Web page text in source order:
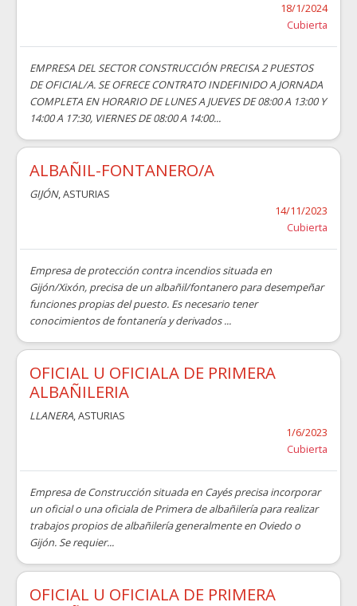
18/1/2024
Cubierta
EMPRESA DEL SECTOR CONSTRUCCIÓN PRECISA 2 PUESTOS
DE OFICIAL/A. SE OFRECE CONTRATO INDEFINIDO A JORNADA
COMPLETA EN HORARIO DE LUNES A JUEVES DE 08:00 A 13:00 Y
14:00 A 17:30, VIERNES DE 08:00 A 14:00...
ALBAÑIL-FONTANERO/A
GIJÓN, ASTURIAS
14/11/2023
Cubierta
Empresa de protección contra incendios situada en
Gijón/Xixón, precisa de un albañil/fontanero para desempeñar
funciones propias del puesto. Es necesario tener
conocimientos de fontanería y derivados ...
OFICIAL U OFICIALA DE PRIMERA
ALBAÑILERIA
LLANERA, ASTURIAS
1/6/2023
Cubierta
Empresa de Construcción situada en Cayés precisa incorporar
un oficial o una oficiala de Primera de albañilería para realizar
trabajos propios de albañilería generalmente en Oviedo o
Gijón. Se requier...
OFICIAL U OFICIALA DE PRIMERA